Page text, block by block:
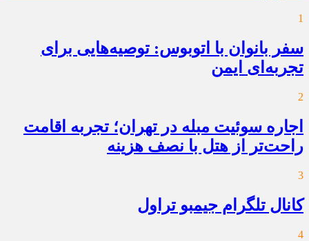
1
سفر بانوان با اتوبوس: توصیه‌هایی برای
تجربه‌ای ایمن
2
اجاره سوئیت مبله در تهران؛ تجربه اقامت
راحت‌تر از هتل با نصف هزینه
3
کانال تلگرام جیمبو تراول
4